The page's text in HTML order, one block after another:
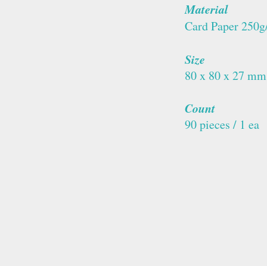
Material
Card Paper
Size
80 x 80 x 27 mm
Count
90 pieces / 1 ea